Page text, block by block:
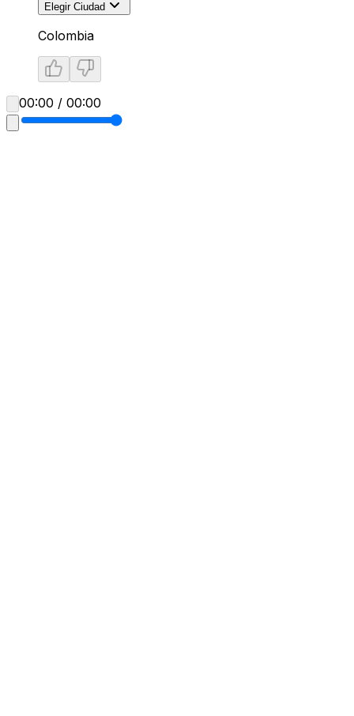
Elegir Ciudad
Colombia
00:00 / 00:00